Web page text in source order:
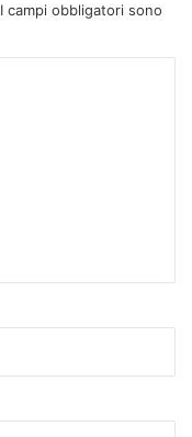
I campi obbligatori sono